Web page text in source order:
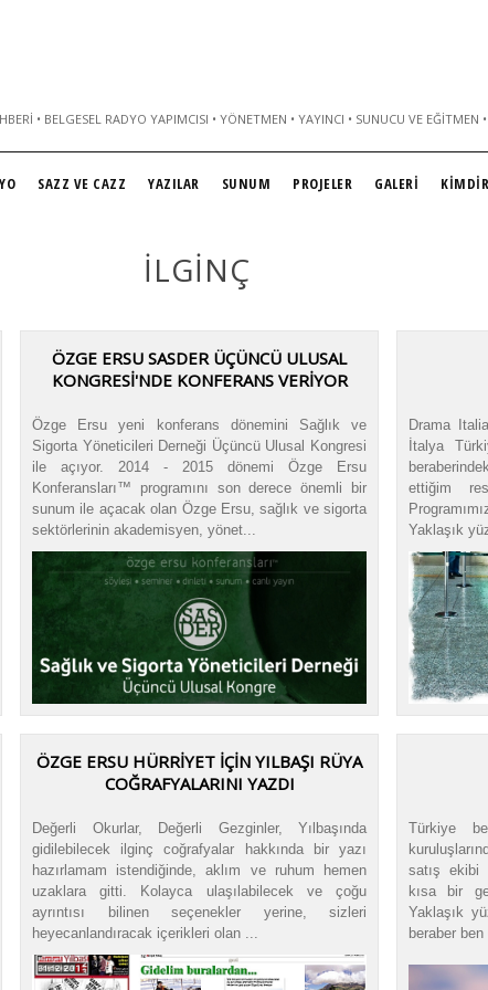
• BELGESEL RADYO YAPIMCISI • YÖNETMEN • YAYINCI • SUNUCU VE EĞITMEN
SAZZ VE CAZZ YAZILAR SUNUM PROJELER GALERİ KİMDİR
İLGINÇ
ÖZGE ERSU SASDER ÜÇÜNCÜ ULUSAL
KONGRESİ'NDE KONFERANS VERİYOR
Özge Ersu yeni konferans dönemini Sağlık ve
Sigorta Yöneticileri Derneği Üçüncü Ulusal Kongresi
ile açıyor. 2014 - 2015 dönemi Özge Ersu
Konferansları™ programını son derece önemli bir
sunum ile açacak olan Özge Ersu, sağlık ve sigorta
sektörlerinin akademisyen, yönet...
Drama
İtalya
ettiğim
Yaklaşık
ÖZGE ERSU HÜRRİYET İÇİN YILBAŞI RÜYA
COĞRAFYALARINI YAZDI
Değerli Okurlar, Değerli Gezginler, Yılbaşında
gidilebilecek ilginç coğrafyalar hakkında bir yazı
hazırlamam istendiğinde, aklım ve ruhum hemen
uzaklara gitti. Kolayca ulaşılabilecek ve çoğu
ayrıntısı bilinen seçenekler yerine, sizleri
heyecanlandıracak içerikleri olan ...
Türkiye
satış ekibi
kısa bir
Yaklaşık
beraber